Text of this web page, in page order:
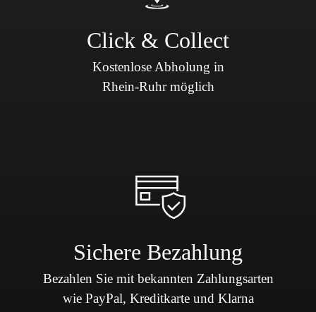
Click & Collect
Kostenlose Abholung in
Rhein-Ruhr möglich
Sichere Bezahlung
Bezahlen Sie mit bekannten Zahlungsarten
wie PayPal, Kreditkarte und Klarna